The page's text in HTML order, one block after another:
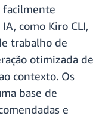
facilmente
como Kiro CLI,
trabalho de
otimizada de
contexto. Os
base de
e